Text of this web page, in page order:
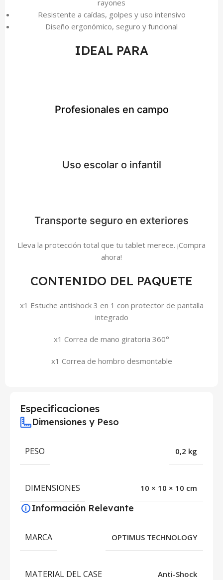
rayones
Resistente a caídas, golpes y uso intensivo
Diseño ergonómico, seguro y funcional
IDEAL PARA
Profesionales en campo
Uso escolar o infantil
Transporte seguro en exteriores
Lleva la protección total que tu tablet merece. ¡Compra
ahora!
CONTENIDO DEL PAQUETE
x1 Estuche antishock 3 en 1 con protector de pantalla
integrado
x1 Correa de mano giratoria 360°
x1 Correa de hombro desmontable
Especificaciones
Dimensiones y Peso
PESO 0,2 kg
DIMENSIONES 10 × 10 × 10 cm
Información Relevante
MARCA OPTIMUS TECHNOLOGY
MATERIAL DEL CASE Anti-Shock